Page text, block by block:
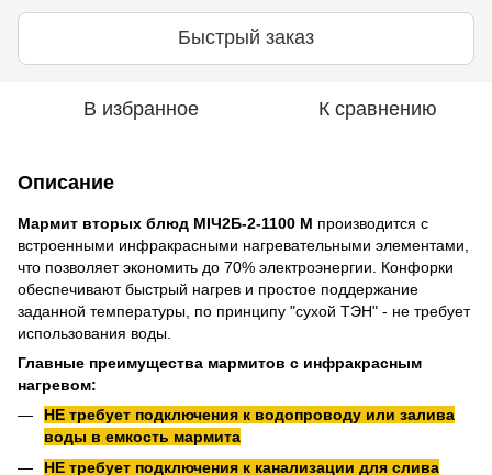
Быстрый заказ
В избранное К сравнению
Описание
Мармит вторых блюд МІЧ2Б-2-1100 М производится с
встроенными инфракрасными нагревательными элементами,
что позволяет экономить до 70% электроэнергии. Конфорки
обеспечивают быстрый нагрев и простое поддержание
заданной температуры, по принципу "сухой ТЭН" - не требует
использования воды.
Главные преимущества мармитов с инфракрасным
нагревом:
НЕ требует подключения к водопроводу или залива
воды в емкость мармита
НЕ требует подключения к канализации для слива